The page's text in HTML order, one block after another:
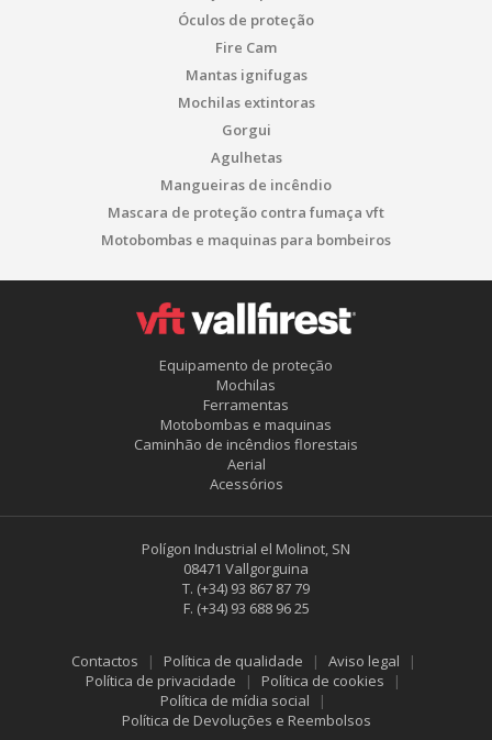
Óculos de proteção
Fire Cam
Mantas ignifugas
Mochilas extintoras
Gorgui
Agulhetas
Mangueiras de incêndio
Mascara de proteção contra fumaça vft
Motobombas e maquinas para bombeiros
Equipamento de proteção
Mochilas
Ferramentas
Motobombas e maquinas
Caminhão de incêndios florestais
Aerial
Acessórios
Polígon Industrial el Molinot, SN
08471 Vallgorguina
T. (+34) 93 867 87 79
F. (+34) 93 688 96 25
Contactos Política de qualidade
Aviso legal
Política de privacidade
Política de cookies
Política de mídia social
Política de Devoluções e Reembolsos